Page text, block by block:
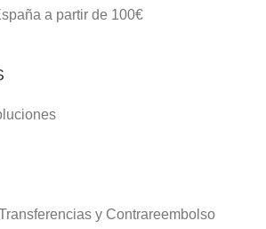
a partir de 100€
y Contrareembolso